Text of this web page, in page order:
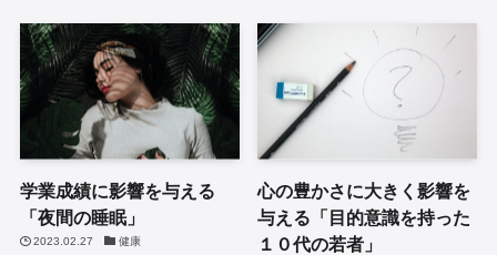
学業成績に影響を与える
「夜間の睡眠」
2023.02.27 健康
心の豊かさに大きく影響を
与える「目的意識を持った
１０代の若者」